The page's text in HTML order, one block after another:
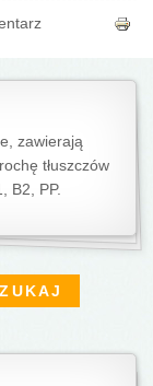
zawierają
tłuszczów
B2, PP.